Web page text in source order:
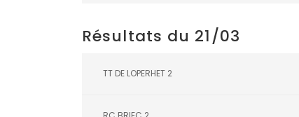
Résultats du 21/03
TT DE LOPERHET 2